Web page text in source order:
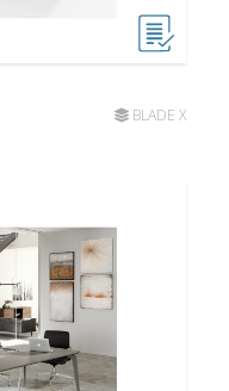
BLADE X